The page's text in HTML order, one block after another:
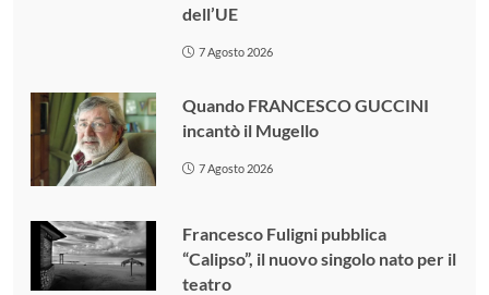
dell’UE
7 Agosto 2026
Quando FRANCESCO GUCCINI
incantò il Mugello
7 Agosto 2026
Francesco Fuligni pubblica
“Calipso”, il nuovo singolo nato per il
teatro